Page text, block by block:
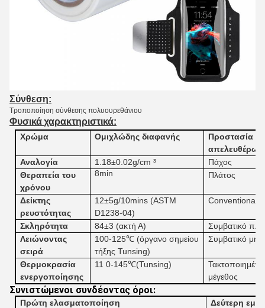
Σύνθεση:
Τροποποίηση σύνθεσης πολυουρεθάνιου
Φυσικάχαρακτηριστικά:
Χρώμα Ομιχλώδης διαφανής
Προστασία
Αναλογία
1.18±0.02g/cm ³
Πάχος
Θεραπεία του
χρόνου
8min Πλάτος
Δείκτης
ρευστότητας
12±5g/10mins (ASTM
D1238-04)
Σκληρότητα 84±3 (ακτή Α)
Συμβατικό
Λειώνοντας
σειρά
100-125℃ (όργανο σημείου
τήξης Tunsing)
Συμβατικό
Θερμοκρασία
ενεργοποίησης
11 0-145℃(Tunsing)
Τακτοποιημένο
μέγεθος
Συνιστώμενοι συνδέοντας όροι:
Πρώτη ελασματοποίηση
Δεύτερη